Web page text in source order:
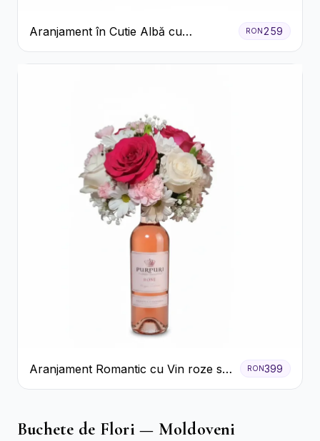
Aranjament în Cutie Albă cu
Trandafiri Roșii și Lisianthus
RON 259
Aranjament Romantic cu Vin roze si
Flori pastel
RON399
Buchete de Flori — Moldoveni